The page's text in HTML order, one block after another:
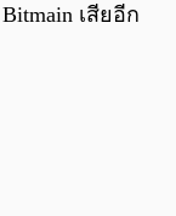
เสียอีก